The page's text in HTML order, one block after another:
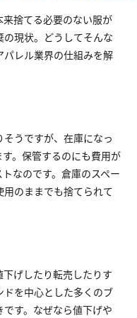
捨てる必要のない服が
現状。どうしてそんな
パレル業界の仕組みを解
うですが、在庫になっ
。保管するのにも費用が
なのです。倉庫のスペー
のままでも捨てられて
げしたり転売したりす
ドを中心とした多くのブ
す。なぜなら値下げや